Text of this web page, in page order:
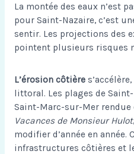
La montée des eaux n’est
pour Saint-Nazaire, c’est
sentir. Les projections des
pointent plusieurs risques
L’érosion côtière
littoral. Les plages de
Saint-Marc-sur-Mer rendue
Vacances de Monsieur Hulot
modifier d’année en année.
infrastructures côtières et